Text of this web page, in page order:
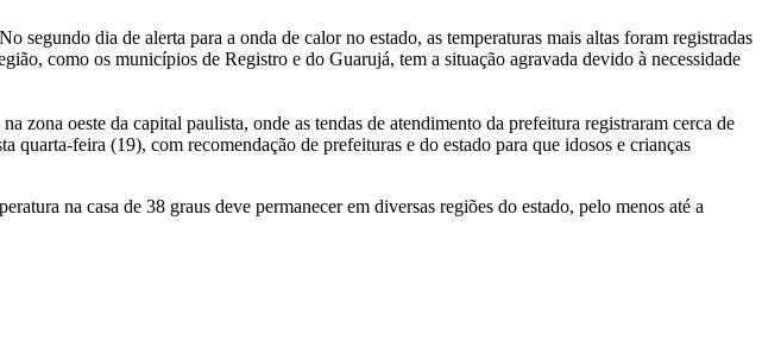
segundo dia de alerta para a onda de calor no estado, as temperaturas mais altas foram registradas
como os municípios de Registro e do Guarujá, tem a situação agravada devido à necessidade
zona oeste da capital paulista, onde as tendas de atendimento da prefeitura registraram cerca de
feira (19), com recomendação de prefeituras e do estado para que idosos e crianças
na casa de 38 graus deve permanecer em diversas regiões do estado, pelo menos até a